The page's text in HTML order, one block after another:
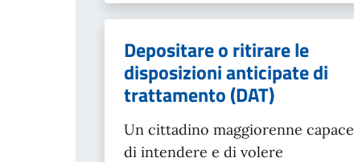
Depositare o ritirare le
disposizioni anticipate di
trattamento (DAT)
Un cittadino maggiorenne capace
di intendere e di volere